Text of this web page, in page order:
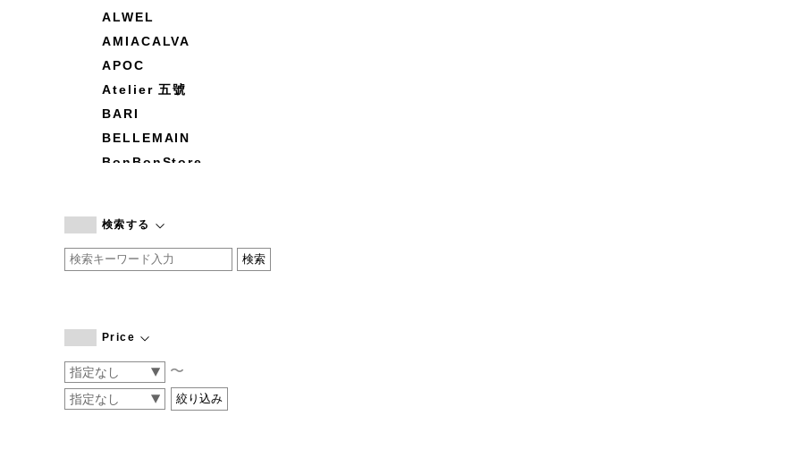
ALWEL
AMIACALVA
APOC
Atelier 五號
BARI
BELLEMAIN
BonBonStore
by basics
CATWORTH
COGTHEBIGSMOKE
CONVERSE
DEAN & DELUCA
検索する
Price
〜